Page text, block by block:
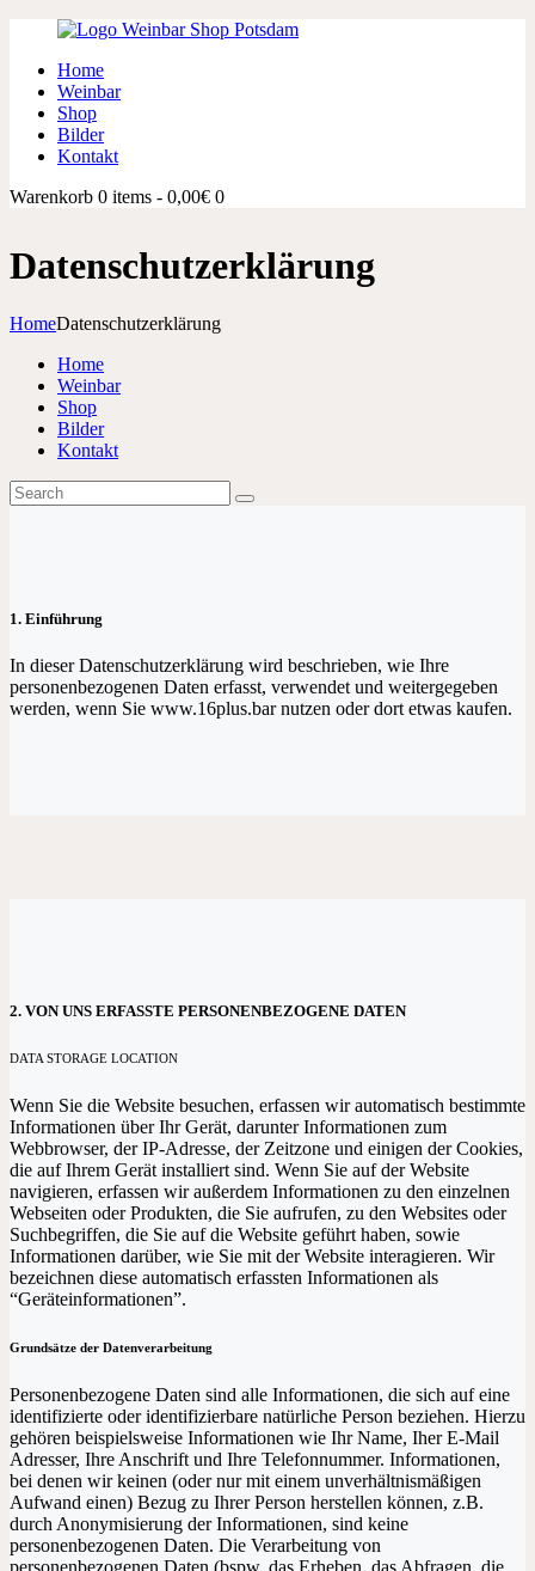
Home
Weinbar
Shop
Bilder
Kontakt
Warenkorb 0 items - 0,00€ 0
Datenschutzerklärung
HomeDatenschutzerklärung
Home
Weinbar
Shop
Bilder
Kontakt
1. Einführung
In dieser Datenschutzerklärung wird beschrieben, wie Ihre
personenbezogenen Daten erfasst, verwendet und weitergegeben
werden, wenn Sie www.16plus.bar nutzen oder dort etwas kaufen.
2. VON UNS ERFASSTE PERSONENBEZOGENE DATEN
DATA STORAGE LOCATION
Wenn Sie die Website besuchen, erfassen wir automatisch bestimmte
Informationen über Ihr Gerät, darunter Informationen zum
Webbrowser, der IP-Adresse, der Zeitzone und einigen der Cookies,
die auf Ihrem Gerät installiert sind. Wenn Sie auf der Website
navigieren, erfassen wir außerdem Informationen zu den einzelnen
Webseiten oder Produkten, die Sie aufrufen, zu den Websites oder
Suchbegriffen, die Sie auf die Website geführt haben, sowie
Informationen darüber, wie Sie mit der Website interagieren. Wir
bezeichnen diese automatisch erfassten Informationen als
“Geräteinformationen”.
Grundsätze der Datenverarbeitung
Personenbezogene Daten sind alle Informationen, die sich auf eine
identifizierte oder identifizierbare natürliche Person beziehen. Hierzu
gehören beispielsweise Informationen wie Ihr Name, Iher E-Mail
Adresser, Ihre Anschrift und Ihre Telefonnummer. Informationen,
bei denen wir keinen (oder nur mit einem unverhältnismäßigen
Aufwand einen) Bezug zu Ihrer Person herstellen können, z.B.
durch Anonymisierung der Informationen, sind keine
personenbezogenen Daten. Die Verarbeitung von
personenbezogenen Daten (bspw. das Erheben, das Abfragen, die